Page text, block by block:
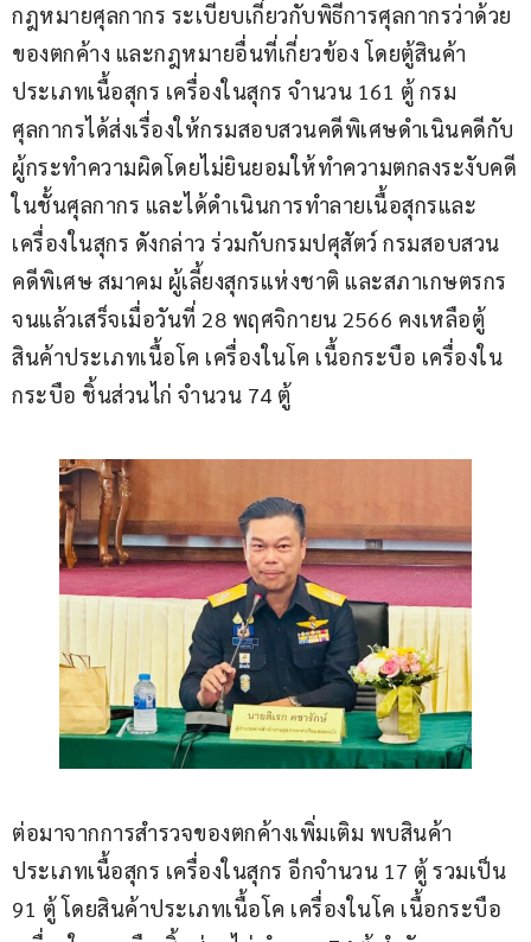
กฎหมายศุลกากร ระเบียบเกี่ยวกับพิธีการศุลกากรว่าด้วย
ของตกค้าง และกฎหมายอื่นที่เกี่ยวข้อง โดยตู้สินค้า
ประเภทเนื้อสุกร เครื่องในสุกร จำนวน 161 ตู้ กรม
ศุลกากรได้ส่งเรื่องให้กรมสอบสวนคดีพิเศษดำเนินคดีกับ
ผู้กระทำความผิดโดยไม่ยินยอมให้ทำความตกลงระงับคดี
ในชั้นศุลกากร และได้ดำเนินการทำลายเนื้อสุกรและ
เครื่องในสุกร ดังกล่าว ร่วมกับกรมปศุสัตว์ กรมสอบสวน
คดีพิเศษ สมาคม ผู้เลี้ยงสุกรแห่งชาติ และสภาเกษตรกร
จนแล้วเสร็จเมื่อวันที่ 28 พฤศจิกายน 2566 คงเหลือตู้
สินค้าประเภทเนื้อโค เครื่องในโค เนื้อกระบือ เครื่องใน
กระบือ ชิ้นส่วนไก่ จำนวน 74 ตู้
ต่อมาจากการสำรวจของตกค้างเพิ่มเติม พบสินค้า
ประเภทเนื้อสุกร เครื่องในสุกร อีกจำนวน 17 ตู้ รวมเป็น
91 ตู้ โดยสินค้าประเภทเนื้อโค เครื่องในโค เนื้อกระบือ